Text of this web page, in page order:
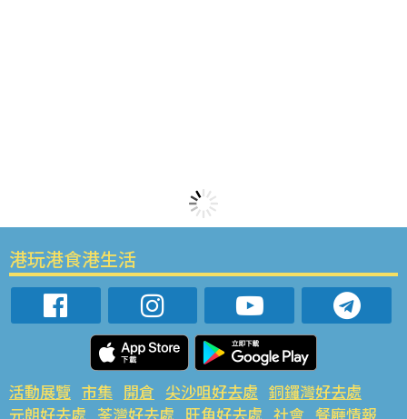
港玩港食港生活
活動展覽 市集 開倉 尖沙咀好去處 銅鑼灣好去處
元朗好去處 荃灣好去處 旺角好去處 社會 餐廳情報